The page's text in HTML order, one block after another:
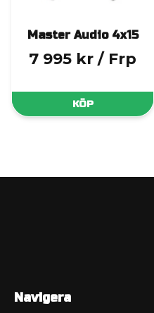
Master Audio 4x15
7 995 kr / Frp
KÖP
Navigera